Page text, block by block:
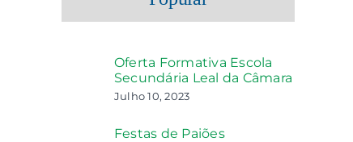
Oferta Formativa Escola
Secundária Leal da Câmara
Julho 10, 2023
Festas de Paiões